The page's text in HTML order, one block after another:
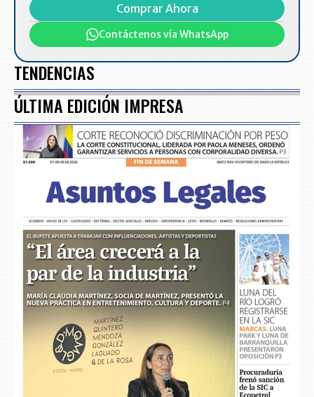
Comprar Ahora
Contáctenos vía WhatsApp
TENDENCIAS
ÚLTIMA EDICIÓN IMPRESA